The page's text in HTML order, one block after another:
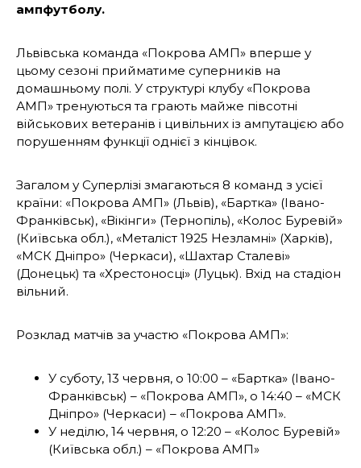
ампфутболу.
Львівська команда «Покрова АМП» вперше у
цьому сезоні прийматиме суперників на
домашньому полі. У структурі клубу «Покрова
АМП» тренуються та грають майже півсотні
військових ветеранів і цивільних із ампутацією або
порушенням функції однієї з кінцівок.
Загалом у Суперлізі змагаються 8 команд з усієї
країни: «Покрова АМП» (Львів), «Бартка» (Івано-
Франківськ), «Вікінги» (Тернопіль), «Колос Буревій»
(Київська обл.), «Металіст 1925 Незламні» (Харків),
«МСК Дніпро» (Черкаси), «Шахтар Сталеві»
(Донецьк) та «Хрестоносці» (Луцьк). Вхід на стадіон
вільний.
Розклад матчів за участю «Покрова АМП»:
У суботу, 13 червня, o 10:00 – «Бартка» (Івано-
Франківськ) – «Покрова АМП», o 14:40 – «МСК
Дніпро» (Черкаси) – «Покрова АМП».
У неділю, 14 червня, o 12:20 – «Колос Буревій»
(Київська обл.) – «Покрова АМП»